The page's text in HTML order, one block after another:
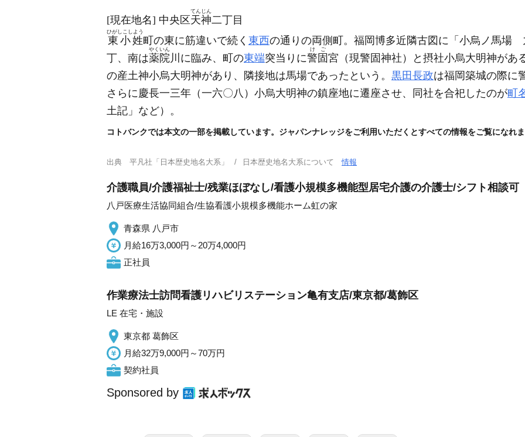
[現在地名] 中央区 天神
てんじん
二丁目
東小姓
ひがしこしよう
町の東に筋違いで続く 東西の通りの両側町。福岡博多近隣古図に「小烏ノ馬場
丁、南は薬院
やくいん
川に臨み、町の東端突当りに警固
けご
宮 （現警固神社）
と摂社小烏大明神があ
の産土神小烏大明神があり、隣接地は馬場であったという。 黒田長政は福岡築城の際に
さらに慶長一三年 （一六〇八） 小烏大明神の鎮座地に遷座させ、同社を合祀したのが町
土記」など） 。
コトバンクでは本文の一部を掲載しています。ジャパンナレッジをご利用いただくとすべての情報をご覧になれ
出典 平凡社「日本歴史地名大系」 日本歴史地名大系について情報
介護職員/介護福祉士/残業ほぼなし/看護小規模多機能型居宅介護の介護士/シフト相談可
八戸医療生活協同組合/生協看護小規模多機能ホーム虹の家
青森県 八戸市
月給16万3,000円～20万4,000円
正社員
作業療法士訪問看護リハビリステーション亀有支店/東京都/葛飾区
LE 在宅・施設
東京都 葛飾区
月給32万9,000円～70万円
契約社員
Sponsored by